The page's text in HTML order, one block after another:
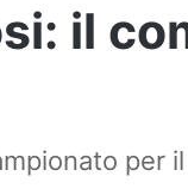
il
per